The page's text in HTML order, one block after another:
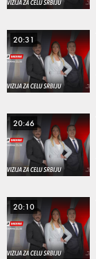
20:31
20:46
20:10